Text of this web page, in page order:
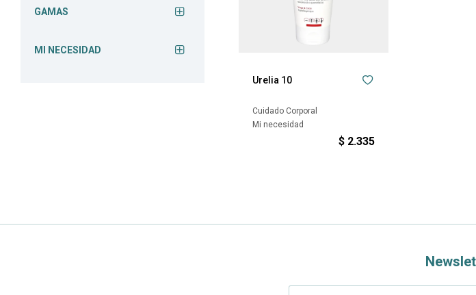
Urelia 10
Cuidado Corporal
Mi necesidad
$ 2.335
GAMAS
MI NECESIDAD